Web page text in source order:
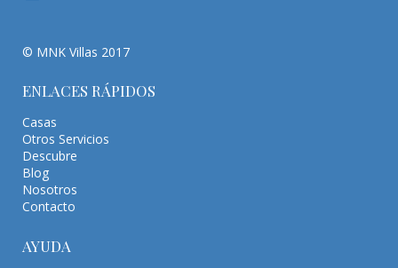
© MNK Villas 2017
ENLACES RÁPIDOS
Casas
Otros Servicios
Descubre
Blog
Nosotros
Contacto
AYUDA